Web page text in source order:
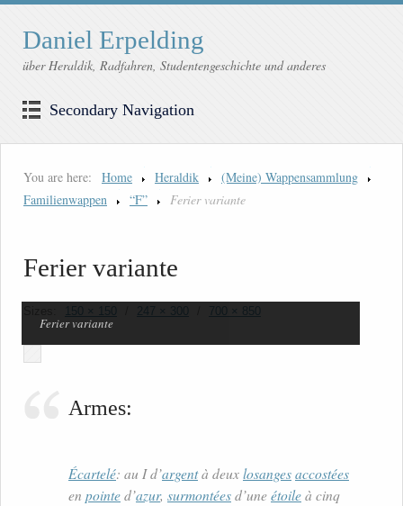
Daniel Erpelding
über Heraldik, Radfahren, Studentengeschichte und anderes
Secondary Navigation
You are here: Home Heraldik
(Meine) Wappensammlung
Familienwappen
“F” Ferier variante
Ferier variante
150 × 150 247 × 300 700 × 850
Ferier variante
Armes:
Écartelé: au I d’argentà deuxlosangesaccostées
en pointed’azur, surmontéesd’uneétoileà cinq